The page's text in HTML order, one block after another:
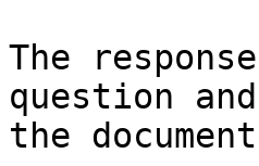
The
question
the